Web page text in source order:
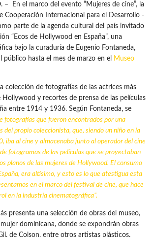
– En el marco del evento “Mujeres de cine”, la
Cooperación Internacional para el Desarrollo -
parte de la agenda cultural del país invitado
“Ecos de Hollywood en España”, una
bajo la curaduría de Eugenio Fontaneda,
público hasta el mes de marzo en el
Museo
colección de fotografías de las actrices más
Hollywood y recortes de prensa de las películas
entre 1914 y 1936. Según Fontaneda, se
fotografías que fueron encontrados por una
del propio coleccionista, que, siendo un niño en la
iba al cine y almacenaba junto al operador del cine
fotogramas de las películas que se proyectaban
planos de las mujeres de Hollywood. El consumo
era altísimo, y esto es lo que atestigua esta
en el marco del festival de cine, que hace
en la industria cinematográfica”.
presenta una selección de obras del museo,
dominicana, donde se expondrán obras
de Colson, entre otros artistas plásticos.